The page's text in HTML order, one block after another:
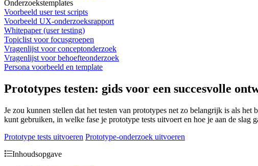
Onderzoekstemplates
Voorbeeld user test scripts
Voorbeeld UX-onderzoeksrapport
Whitepaper (user testing)
Topiclist voor focusgroepen
Vragenlijst voor conceptonderzoek
Vragenlijst voor behoefteonderzoek
Persona voorbeeld en template
Prototypes testen: gids voor een succesvolle
Je zou kunnen stellen dat het testen van prototypes net zo belangrijk is als
kunt gebruiken, in welke fase je prototype tests uitvoert en hoe je aan de slag
Prototype tests uitvoeren Prototype-onderzoek uitvoeren
Inhoudsopgave